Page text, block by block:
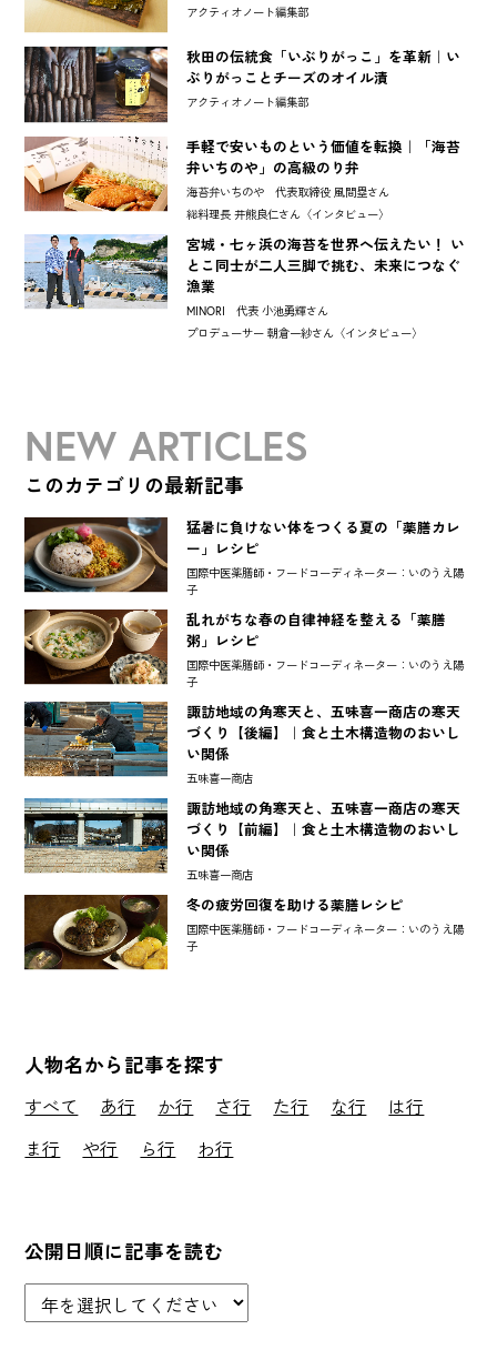
アクティオノート編集部
秋田の伝統食「いぶりがっこ」を革新｜い
ぶりがっことチーズのオイル漬
アクティオノート編集部
手軽で安いものという価値を転換｜「海苔
弁いちのや」の高級のり弁
海苔弁いちのや 代表取締役 風間塁さん
総料理長 井熊良仁さん〈インタビュー〉
宮城・七ヶ浜の海苔を世界へ伝えたい！ い
とこ同士が二人三脚で挑む、未来につなぐ
漁業
MINORI 代表 小池勇輝さん
プロデューサー 朝倉一紗さん〈インタビュー〉
NEW ARTICLES
このカテゴリの最新記事
猛暑に負けない体をつくる夏の「薬膳カレ
ー」レシピ
国際中医薬膳師・フードコーディネーター：いのうえ陽
子
乱れがちな春の自律神経を整える「薬膳
粥」レシピ
国際中医薬膳師・フードコーディネーター：いのうえ陽
子
諏訪地域の角寒天と、五味喜一商店の寒天
づくり【後編】｜食と土木構造物のおいし
い関係
五味喜一商店
諏訪地域の角寒天と、五味喜一商店の寒天
づくり【前編】｜食と土木構造物のおいし
い関係
五味喜一商店
冬の疲労回復を助ける薬膳レシピ
国際中医薬膳師・フードコーディネーター：いのうえ陽
子
人物名から記事を探す
すべて あ行 か行 さ行 た行 な行
は行
ま行
や行 ら行 わ行
公開日順に記事を読む